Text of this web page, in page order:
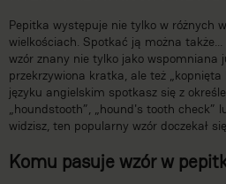
Pepitka występuje nie tylko w różnych
wielkościach. Spotkać ją można
wzór znany nie tylko jako wspomniana
przekrzywiona kratka, ale też „kopnięta
języku angielskim spotkasz się z
„houndstooth”, „hound's tooth check”
widzisz, ten popularny wzór doczekał
Komu pasuje wzór w